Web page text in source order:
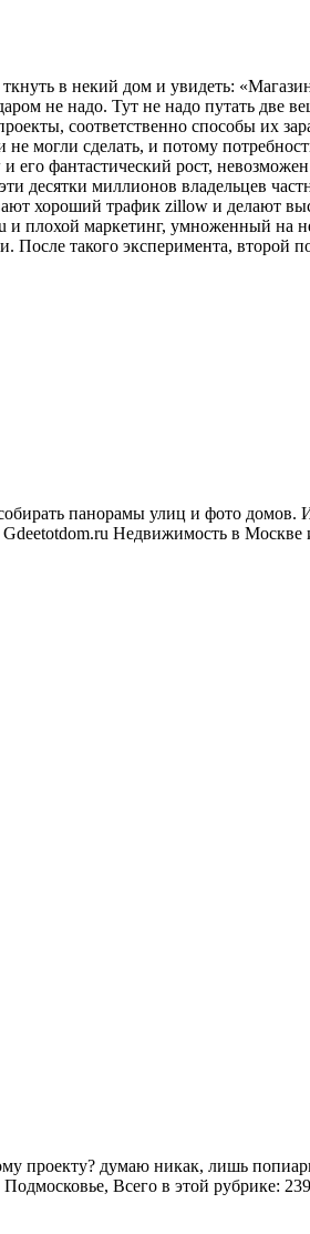
в некий дом и увидеть:
не надо. Тут не надо путать
соответственно способы их
не могли сделать, и потому
его фантастический рост,
десятки миллионов владельцев
хороший трафик zillow и делают
и плохой маркетинг, умноженный
После такого эксперимента,
панорамы улиц и фото домов.
Недвижимость в Москве
проекту? думаю никак, лишь
Всего в этой рубрике: